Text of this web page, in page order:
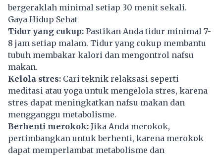
bergeraklah minimal setiap 30 menit sekali.
Gaya Hidup Sehat
Tidur yang cukup: Pastikan Anda tidur minimal 7-
8 jam setiap malam. Tidur yang cukup membantu
tubuh membakar kalori dan mengontrol nafsu
makan.
Kelola stres: Cari teknik relaksasi seperti
meditasi atau yoga untuk mengelola stres, karena
stres dapat meningkatkan nafsu makan dan
mengganggu metabolisme.
Berhenti merokok: Jika Anda merokok,
pertimbangkan untuk berhenti, karena merokok
dapat memperlambat metabolisme dan